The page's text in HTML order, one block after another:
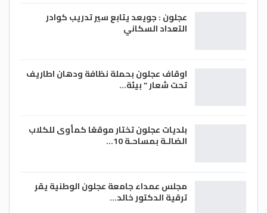
عجلون : جويعد يتابع سير تدريب كوادر
التعداد السكاني
اوقاف عجلون بحملة نظافة ودهان اطاريف
تحت شعار ” بيئة…
بلديات عجلون تختار موقعًا كمأوى للكلاب
الضالـة بمساحـة 10…
مجلس عمداء جامعة عجلون الوطنية يقر
ترقية الدكتور خالد…